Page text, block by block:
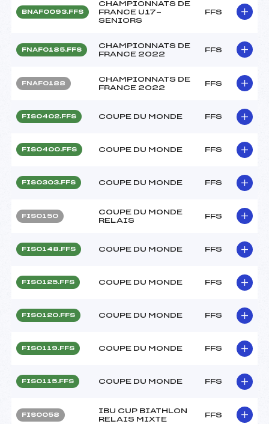
BNAF0093.FFS
CHAMPIONNATS DE
FRANCE U17-
SENIORS
FFS
FNAF0185.FFS
CHAMPIONNATS DE
FRANCE 2022
FFS
FNAF0188
CHAMPIONNATS DE
FRANCE 2022
FFS
FIS0402.FFS COUPE DU MONDE FFS
FIS0400.FFS COUPE DU MONDE FFS
FIS0303.FFS COUPE DU MONDE FFS
FIS0150
COUPE DU MONDE
RELAIS
FFS
FIS0148.FFS COUPE DU MONDE FFS
FIS0125.FFS COUPE DU MONDE FFS
FIS0120.FFS COUPE DU MONDE FFS
FIS0119.FFS COUPE DU MONDE FFS
FIS0115.FFS COUPE DU MONDE FFS
FIS0058
IBU CUP BIATHLON
RELAIS MIXTE
FFS